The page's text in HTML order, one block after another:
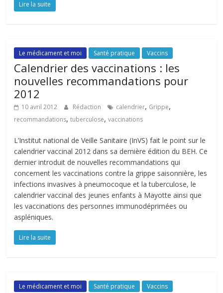
Lire la suite
Le médicament et moi Santé pratique Vaccins
Calendrier des vaccinations : les
nouvelles recommandations pour
2012
10 avril 2012 Rédaction calendrier, Grippe,
recommandations,tuberculose,vaccinations
L’Institut national de Veille Sanitaire (InVS) fait le point sur le
calendrier vaccinal 2012 dans sa dernière édition du BEH. Ce
dernier introduit de nouvelles recommandations qui
concernent les vaccinations contre la grippe saisonnière, les
infections invasives à pneumocoque et la tuberculose, le
calendrier vaccinal des jeunes enfants à Mayotte ainsi que
les vaccinations des personnes immunodéprimées ou
aspléniques.
Lire la suite
Le médicament et moi Santé pratique Vaccins